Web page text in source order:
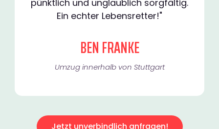
pünktlich und unglaublich sorgfältig.
Ein echter Lebensretter!"
BEN FRANKE
Umzug innerhalb von Stuttgart​
Jetzt unverbindlich anfragen!